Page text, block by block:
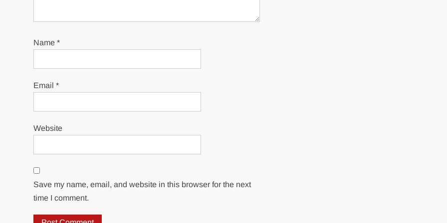
Name*
Email*
Website
Save my name, email, and website in this browser for the next
time I comment.